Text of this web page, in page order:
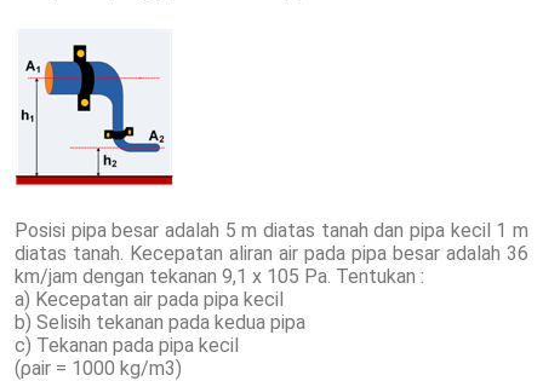
Posisi pipa besar adalah 5 m diatas tanah dan pipa kecil 1 m
diatas tanah. Kecepatan aliran air pada pipa besar adalah 36
km/jam dengan tekanan 9,1 x 105 Pa. Tentukan :
a) Kecepatan air pada pipa kecil
b) Selisih tekanan pada kedua pipa
c) Tekanan pada pipa kecil
(ρair = 1000 kg/m3)